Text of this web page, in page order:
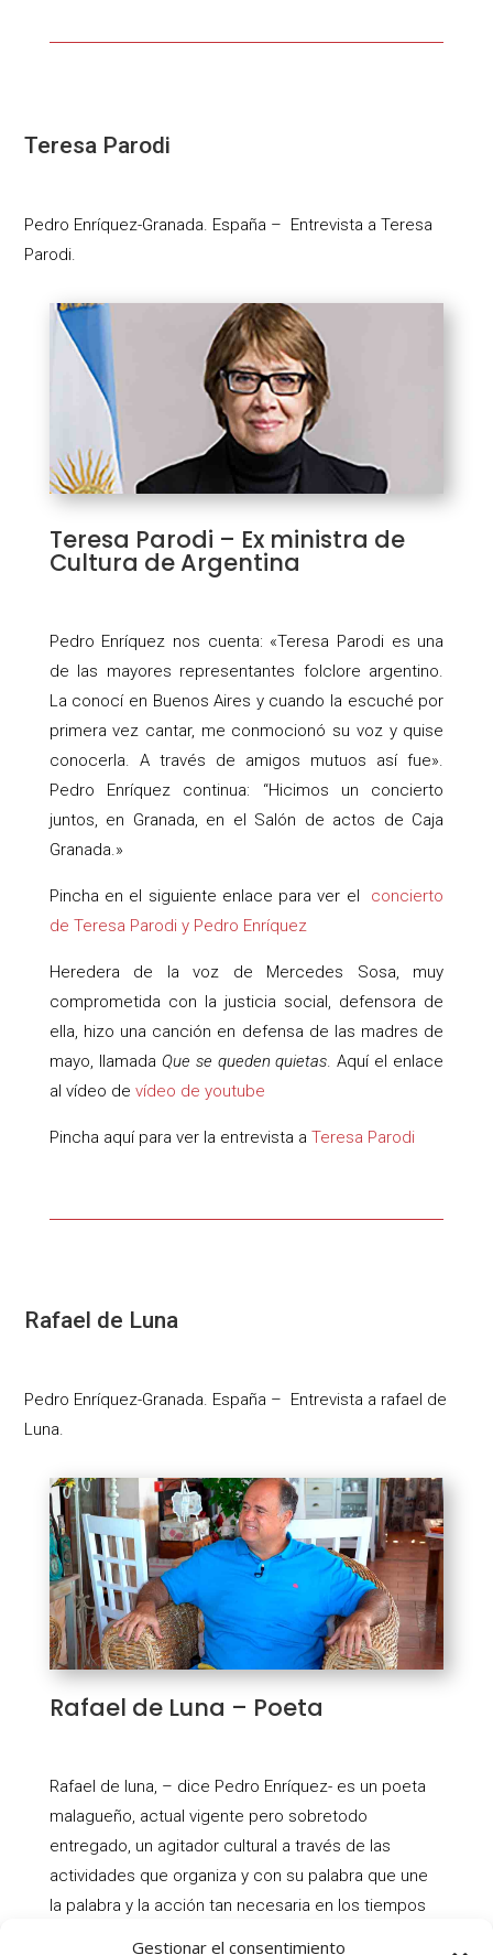
Gestionar el consentimiento
Teresa Parodi
Pedro Enríquez-Granada. España – Entrevista a Teresa
Parodi.
Teresa Parodi – Ex ministra de
Cultura de Argentina
Pedro Enríquez nos cuenta: «Teresa Parodi es una
de las mayores representantes folclore argentino.
La conocí en Buenos Aires y cuando la escuché por
primera vez cantar, me conmocionó su voz y quise
conocerla. A través de amigos mutuos así fue».
Pedro Enríquez continua: “Hicimos un concierto
juntos, en Granada, en el Salón de actos de Caja
Granada.»
Pincha en el siguiente enlace para ver el concierto
de Teresa Parodi y Pedro Enríquez
Heredera de la voz de Mercedes Sosa, muy
comprometida con la justicia social, defensora de
ella, hizo una canción en defensa de las madres de
mayo, llamada Que se queden quietas. Aquí el enlace
al vídeo de vídeo de youtube
Pincha aquí para ver la entrevista a Teresa Parodi
Rafael de Luna
Pedro Enríquez-Granada. España – Entrevista a rafael de
Luna.
Rafael de Luna – Poeta
Rafael de luna, – dice Pedro Enríquez- es un poeta
malagueño, actual vigente pero sobretodo
entregado, un agitador cultural a través de las
actividades que organiza y con su palabra que une
la palabra y la acción tan necesaria en los tiempos